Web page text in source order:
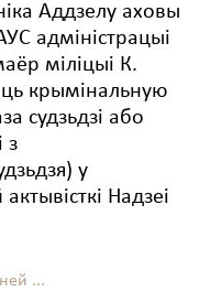
Аддзелу аховы
адміністрацыі
міліцыі К.
крымінальную
судзьдзі або
з
у
Надзеі
...